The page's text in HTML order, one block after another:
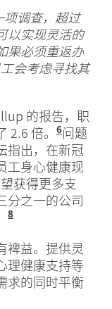
项调查，超过
以实现灵活的
果必须重返办
会考虑寻找其
在新的全球
的报告，职
倍。 6“员工
问题
指出，在新冠
工身心健康现
疫情期间相比，
获得更多支
分之一的公司
8
裨益。提供灵
理健康支持等
求的同时平衡